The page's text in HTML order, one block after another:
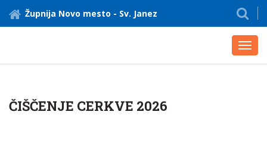
Župnija Novo mesto - Sv. Janez
ČIŠČENJE CERKVE 2026